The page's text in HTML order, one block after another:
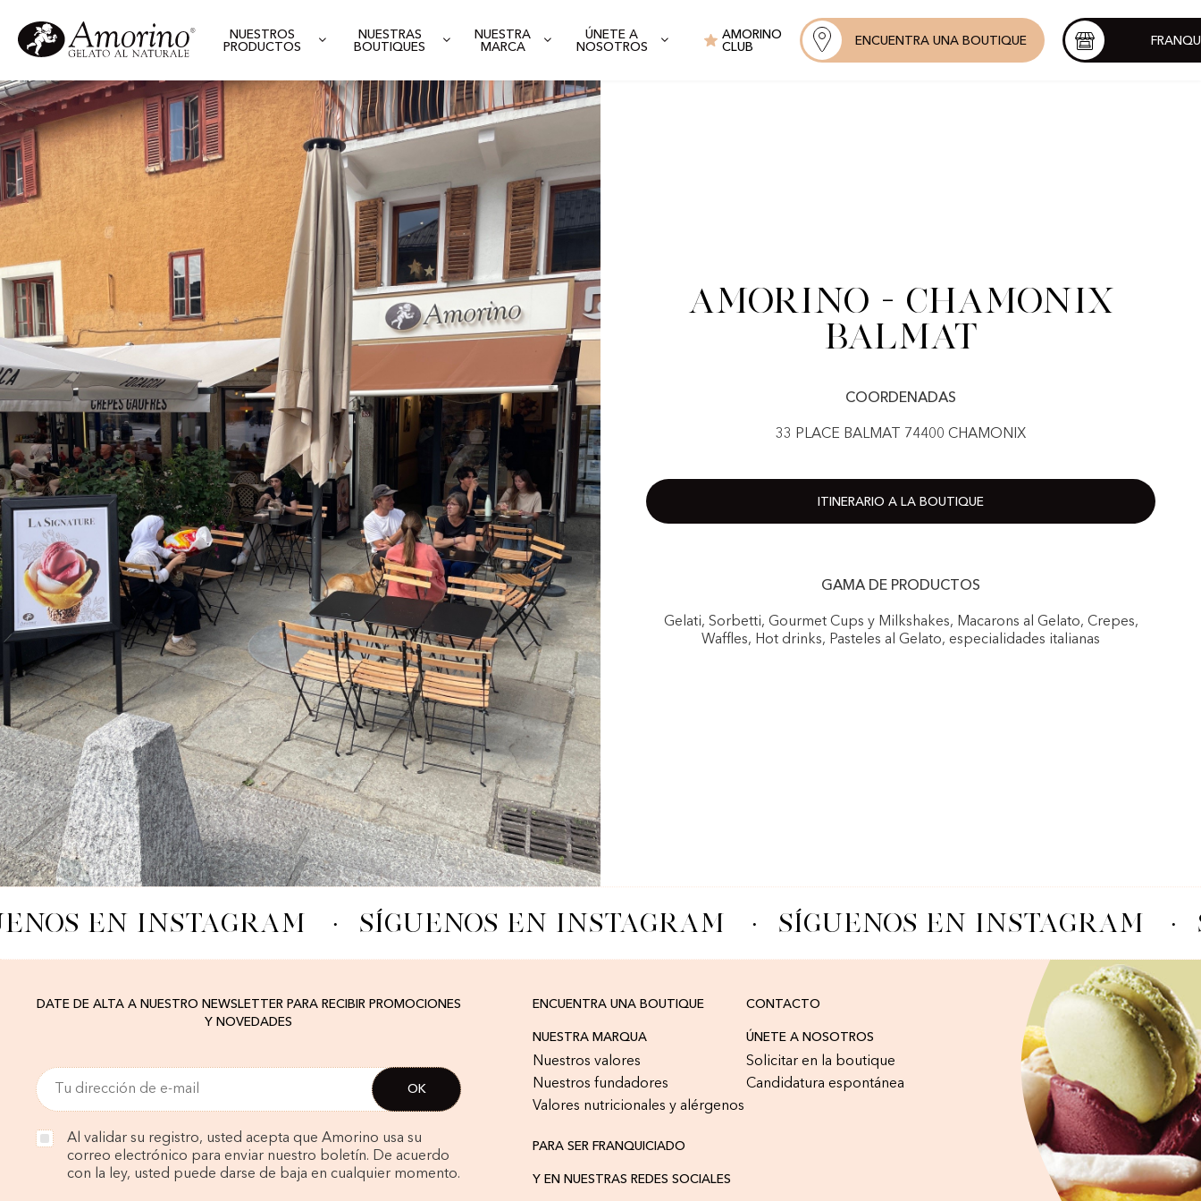
NUESTROS
PRODUCTOS
NUESTRAS
BOUTIQUES
NUESTRA
MARCA
ÚNETE A
NOSOTROS
AMORINO
CLUB
ENCUENTRA UNA BOUTIQUE
Amorino - Chamonix
Balmat
COORDENADAS
33 PLACE BALMAT 74400 CHAMONIX
ITINERARIO A LA BOUTIQUE
GAMA DE PRODUCTOS
Gelati, Sorbetti, Gourmet Cups y Milkshakes, Macarons al Gelato, Crepes,
Waffles, Hot drinks, Pasteles al Gelato, especialidades italianas
EN INSTAGRAM SÍGUENOS EN INSTAGRAM SÍGUENOS EN INSTAGRAM
DATE DE ALTA A NUESTRO NEWSLETTER PARA RECIBIR PROMOCIONES
Y NOVEDADES
Al validar su registro, usted acepta que Amorino usa su
correo electrónico para enviar nuestro boletín. De acuerdo
con la ley, usted puede darse de baja en cualquier momento.
ENCUENTRA UNA BOUTIQUE CONTACTO
NUESTRA MARQUA
Nuestros valores
Nuestros fundadores
Valores nutricionales y alérgenos
ÚNETE A NOSOTROS
Solicitar en la boutique
Candidatura espontánea
PARA SER FRANQUICIADO
Y EN NUESTRAS REDES SOCIALES